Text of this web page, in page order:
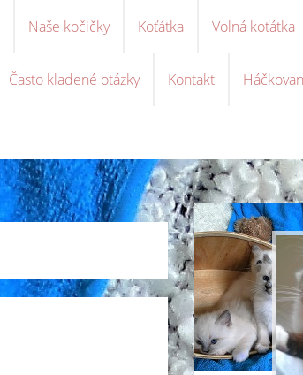
Naše kočičky Koťátka Volná koťátka
Často kladené otázky Kontakt